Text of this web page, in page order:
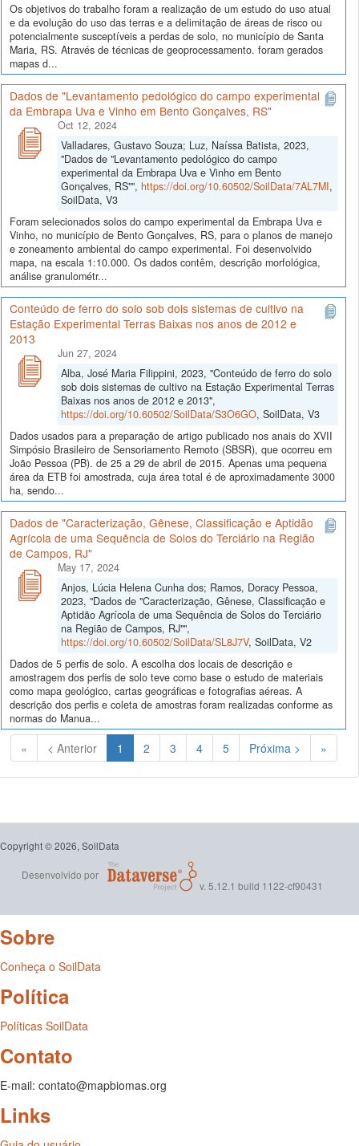
Os objetivos do trabalho foram a realização de um estudo do uso atual
e da evolução do uso das terras e a delimitação de áreas de risco ou
potencialmente susceptíveis a perdas de solo, no município de Santa
Maria, RS. Através de técnicas de geoprocessamento. foram gerados
mapas d...
Dados de "Levantamento pedológico do campo experimental
da Embrapa Uva e Vinho em Bento Gonçalves, RS"
Oct 12, 2024
Valladares, Gustavo Souza; Luz, Naíssa Batista, 2023,
"Dados de "Levantamento pedológico do campo
experimental da Embrapa Uva e Vinho em Bento
Gonçalves, RS"", https://doi.org/10.60502/SoilData/7AL7MI,
SoilData, V3
Foram selecionados solos do campo experimental da Embrapa Uva e
Vinho, no município de Bento Gonçalves, RS, para o planos de manejo
e zoneamento ambiental do campo experimental. Foi desenvolvido
mapa, na escala 1:10.000. Os dados contêm, descrição morfológica,
análise granulométr...
Conteúdo de ferro do solo sob dois sistemas de cultivo na
Estação Experimental Terras Baixas nos anos de 2012 e
2013
Jun 27, 2024
Alba, José Maria Filippini, 2023, "Conteúdo de ferro do solo
sob dois sistemas de cultivo na Estação Experimental Terras
Baixas nos anos de 2012 e 2013",
https://doi.org/10.60502/SoilData/S3O6GO, SoilData, V3
Dados usados para a preparação de artigo publicado nos anais do XVII
Simpósio Brasileiro de Sensoriamento Remoto (SBSR), que ocorreu em
João Pessoa (PB). de 25 a 29 de abril de 2015. Apenas uma pequena
área da ETB foi amostrada, cuja área total é de aproximadamente 3000
ha, sendo...
Dados de "Caracterização, Gênese, Classificação e Aptidão
Agrícola de uma Sequência de Solos do Terciário na Região
de Campos, RJ"
May 17, 2024
Anjos, Lúcia Helena Cunha dos; Ramos, Doracy Pessoa,
2023, "Dados de "Caracterização, Gênese, Classificação e
Aptidão Agrícola de uma Sequência de Solos do Terciário
na Região de Campos, RJ"",
https://doi.org/10.60502/SoilData/SL8J7V, SoilData, V2
Dados de 5 perfis de solo. A escolha dos locais de descrição e
amostragem dos perfis de solo teve como base o estudo de materiais
como mapa geológico, cartas geográficas e fotografias aéreas. A
descrição dos perfis e coleta de amostras foram realizadas conforme as
normas do Manua...
« < Anterior 1 (Atual)
2 3 4 5 Próxima > »
Copyright © 2026, SoilData
Desenvolvido por
v. 5.12.1 build 1122-cf90431
Sobre
Conheça o SoilData
Política
Políticas SoilData
Contato
E-mail: contato@mapbiomas.org
Links